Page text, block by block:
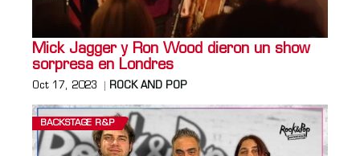
Mick Jagger y Ron Wood dieron un show
sorpresa en Londres
Oct 17, 2023 ROCK AND POP
BACKSTAGE R&P